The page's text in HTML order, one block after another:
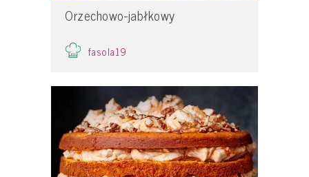
Orzechowo-jabłkowy
fasola19